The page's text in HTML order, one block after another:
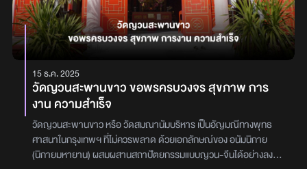
ไม้ ขนมหวาน ได้แก่ ลาดู และโมทกะ หญ้าแพรก เมื่อสิ้นสุดการบูชาแล้ว
จะทำการส่งเสด็จพระองค์กลับสู่สวรรค์ ด้วยการนำเทวรูปที่ทำการบูชา
ไปลอยน้ำการเตรียมของถวายในพิธีคเณศจตุรถีองค์พระพิฆเนศ (ที่
สามารถโดนน้ำได้)ข้าวสารที่ใช้หุงปกติผลไม้มงคลอะไรก็ได้ เช่น มะม่วง
ขนมลาดูเป็นขนมสมปรารถนาหนูมุสิกกะ 1 คู่น้ำสะอาด น้ำนมจืด โย
เกิร์ต เนยกรีก น้ำผึ้งขนมโมทกะผ้าสะอาดพวงมาลัยแขกผ้าห่มองค์
เครื่องประดับ (ถ้ามี)ธัญพืชมงคล 9 ชนิดผงสำหรับจุ่มเจิม ผงซินดู ผง
กุมกุม ผงจันทร์เทียนดวงประทีป 2 ถ้วยกำยาน 2 แท่งหญ้าแพรก 1 กำ
วันไหว้พระพิฆเนศ ปีนี้ตรงกับวันที่ 7-17 กันยายนนี้
15 ธ.ค. 2025
วัดญวนสะพานขาว ขอพรครบวงจร สุขภาพ การ
งาน ความสำเร็จ
วัดญวนสะพานขาว หรือ วัดสมณานัมบริหาร เป็นอัญมณีทางพุทธ
ศาสนาในกรุงเทพฯ ที่ไม่ควรพลาด ด้วยเอกลักษณ์ของ อนัมนิกาย
(นิกายมหายาน) ผสมผสานสถาปัตยกรรมแบบญวน-จีนได้อย่างลงตัว